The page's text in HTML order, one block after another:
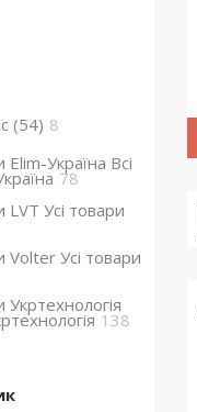
(54) 8
Elim-Україна Всі
78
LVT Усі товари
Volter Усі товари
Укртехнологія
138